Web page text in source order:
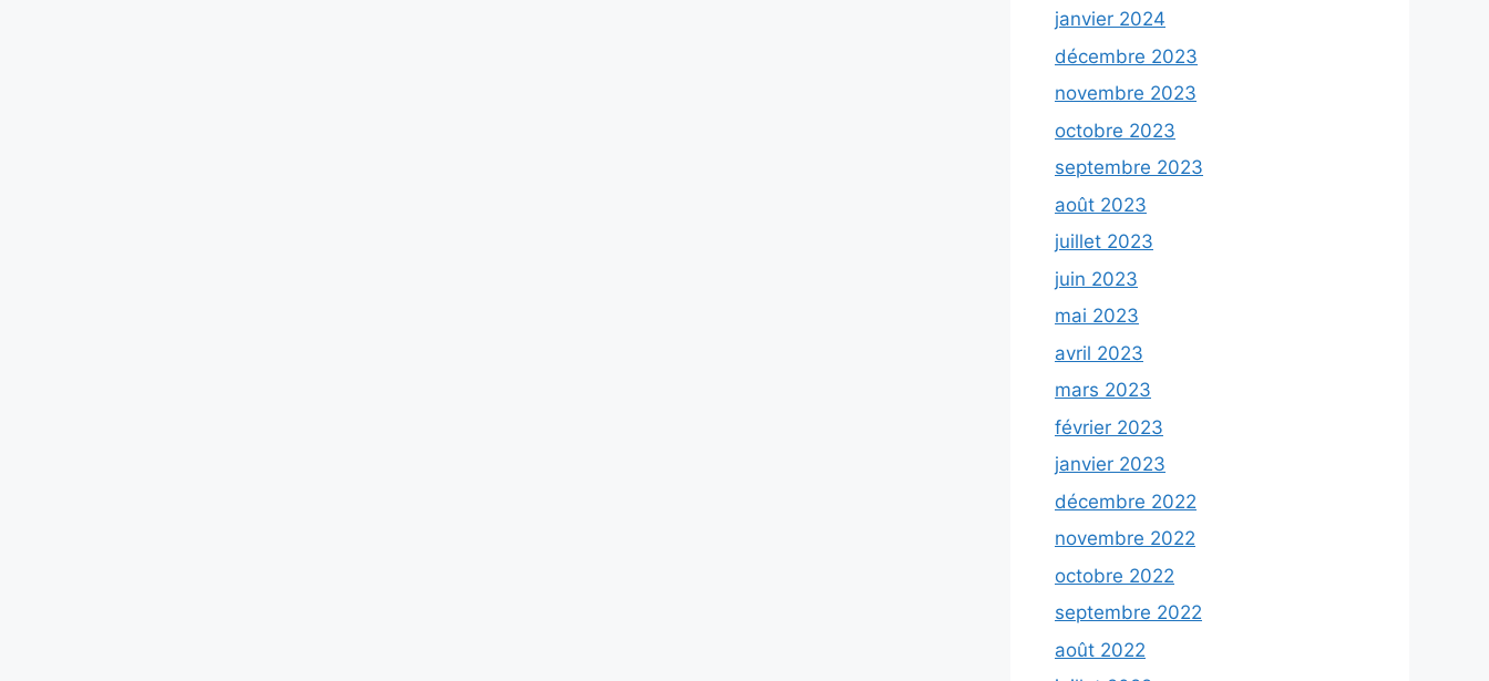
janvier 2024
décembre 2023
novembre 2023
octobre 2023
septembre 2023
août 2023
juillet 2023
juin 2023
mai 2023
avril 2023
mars 2023
février 2023
janvier 2023
décembre 2022
novembre 2022
octobre 2022
septembre 2022
août 2022